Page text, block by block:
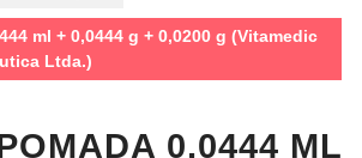
ml + 0,0444 g + 0,0200 g (Vitamedic
Ltda.)
0,0444 ML